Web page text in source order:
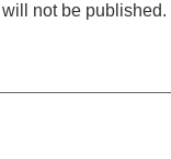
not be published.